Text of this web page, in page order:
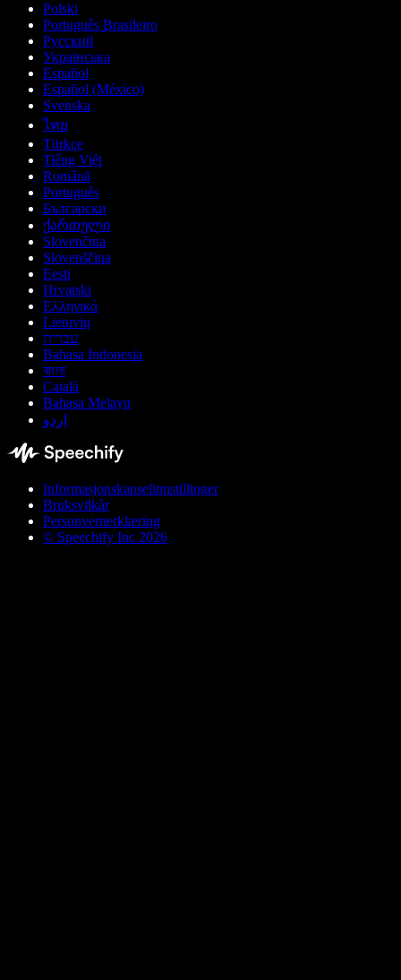
Polski
Português Brasileiro
Русский
Українська
Español
Español (México)
Svenska
ไทย
Türkçe
Tiếng Việt
Română
Português
Български
ქართული
Slovenčina
Slovenščina
Eesti
Hrvatski
Ελληνικά
Lietuvių
עברית
Bahasa Indonesia
বাংলা
Català
Bahasa Melayu
اردو
Informasjonskapselinnstillinger
Bruksvilkår
Personvernerklæring
© Speechify Inc 2026